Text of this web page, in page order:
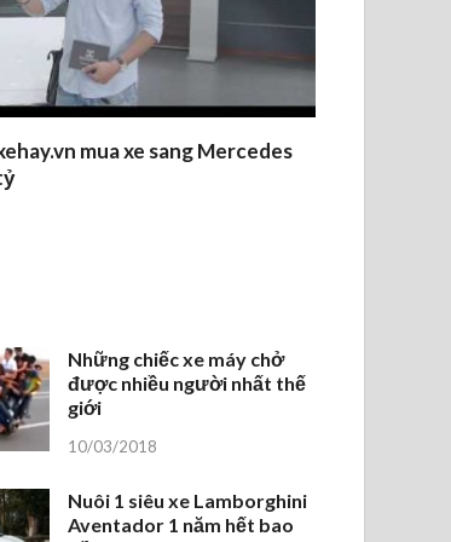
mua xe sang Mercedes
Những chiếc xe máy chở
được nhiều người nhất thế
giới
10/03/2018
Nuôi 1 siêu xe Lamborghini
Aventador 1 năm hết bao